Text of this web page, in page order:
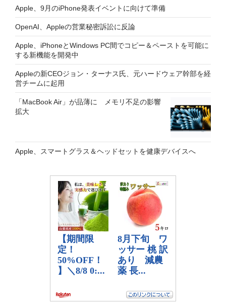
Apple、9月のiPhone発表イベントに向けて準備
OpenAI、Appleの営業秘密訴訟に反論
Apple、iPhoneとWindows PC間でコピー＆ペーストを可能に
する新機能を開発中
Appleの新CEOジョン・ターナス氏、元ハードウェア幹部を経
営チームに起用
「MacBook Air」が品薄に メモリ不足の影響
拡大
Apple、スマートグラス＆ヘッドセットを健康デバイスへ